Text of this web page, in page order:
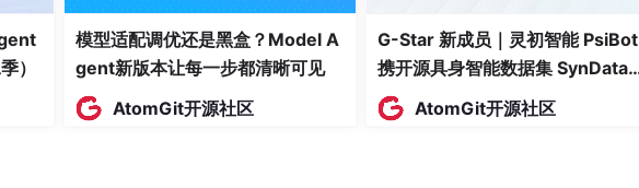
）
模型适配调优还是黑盒？Model A
gent新版本让每一步都清晰可见
AtomGit开源社区
G-Star 新成员｜灵初智能 PsiBot
携开源具身智能数据集 SynData
入驻 AtomGit
AtomGit开源社区